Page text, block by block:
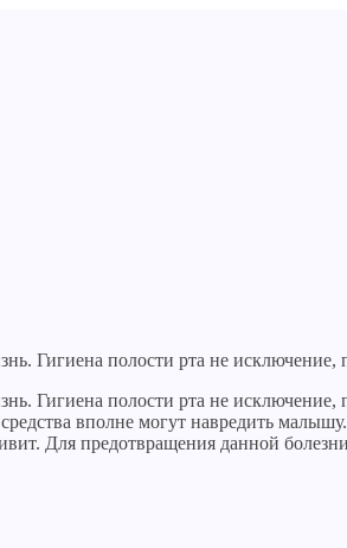
Гигиена полости рта не
Гигиена полости рта не
вполне могут навредить малышу.
Для предотвращения данной